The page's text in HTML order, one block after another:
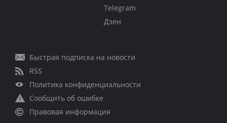
Telegram
Дзен
Быстрая подписка на новости
RSS
Политика конфиденциальности
Сообщить об ошибке
Правовая информация